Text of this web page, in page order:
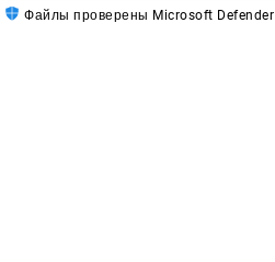
Файлы проверены Microsoft Defender